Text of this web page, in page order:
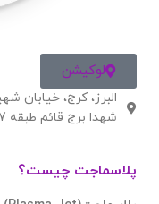
لوکیشن
البرز، کرج، خیابان
شهدا برج قائم طبقه 7 واحد 24
پلاسماجت چیست؟